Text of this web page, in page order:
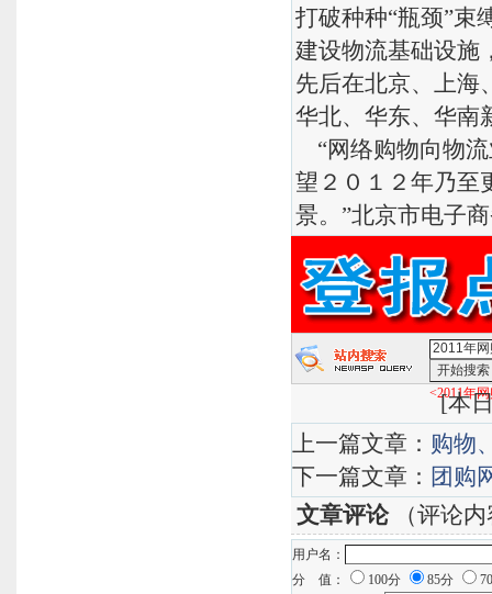
打破种种“瓶颈”束
建设物流基础设施
先后在北京、上海
华北、华东、华南
“网络购物向物
望２０１２年乃至
景。”北京市电子
<2011年
[本
上一篇文章： 购物
下一篇文章： 团购
文章评论（评论内
用户名：
分 值：
100分 85分